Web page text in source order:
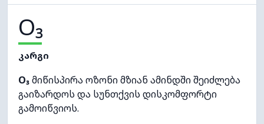
O₃
კარგი
O₃მიწისპირა ოზონი მზიან ამინდში შეიძლება
გაიზარდოს და სუნთქვის დისკომფორტი
გამოიწვიოს.